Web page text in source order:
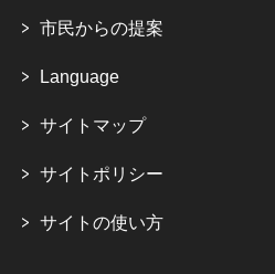
市民からの提案
Language
サイトマップ
サイトポリシー
サイトの使い方